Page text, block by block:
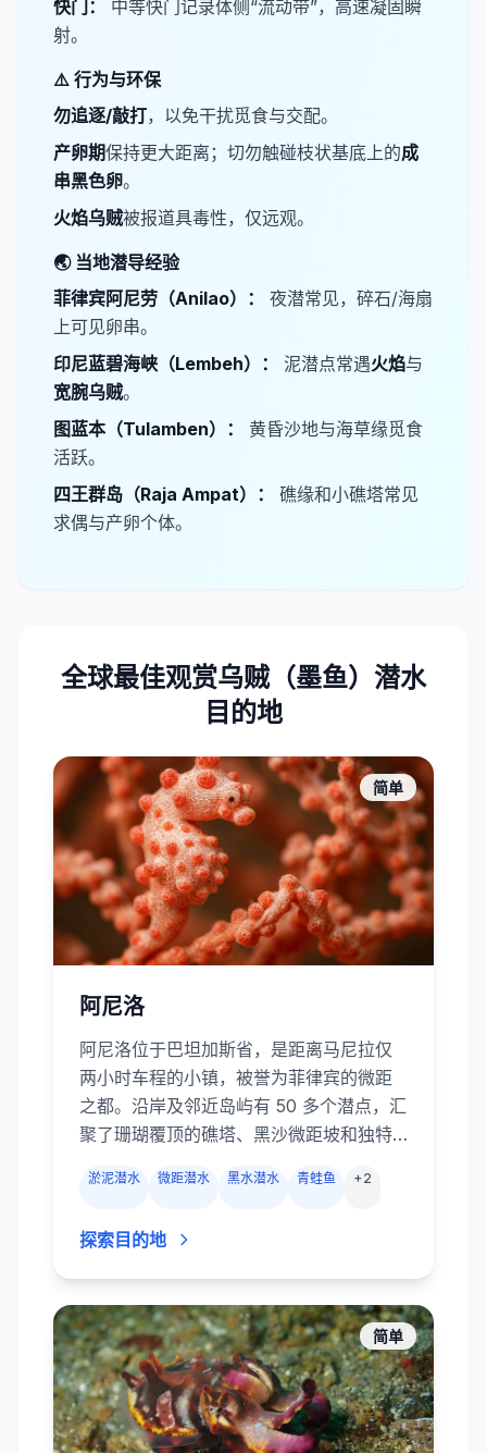
​快门：
中等快门记录体侧“流动带”，高速凝固瞬
射。
⚠️ 行为与环保
​勿追逐/敲打​，以免干扰觅食与交配。
​产卵期​保持更大距离；切勿触碰枝状基底上的​成
串黑色卵​。
​火焰乌贼​被报道具毒性，仅远观。
🌏 当地潜导经验
​菲律宾阿尼劳（Anilao）：
夜潜常见，碎石/海扇
上可见卵串。
​印尼蓝碧海峡（Lembeh）：
泥潜点常遇​​火焰与​
宽腕乌贼。
​图蓝本（Tulamben）：
黄昏沙地与海草缘觅食
活跃。
​四王群岛（Raja Ampat）：
礁缘和小礁塔常见
求偶与产卵个体。
全球最佳观赏乌贼（墨鱼）潜水
目的地
简单
阿尼洛
阿尼洛位于巴坦加斯省，是距离马尼拉仅
两小时车程的小镇，被誉为菲律宾的微距
之都。沿岸及邻近岛屿有 50 多个潜点，汇
聚了珊瑚覆顶的礁塔、黑沙微距坡和独特
在 Secret Bay 与阿尼洛码头的淤泥中寻找
海龙、蛙鱼及数十种海蛞蝓。浅礁如
Twin Rocks 和 Cathedral 被软珊瑚覆
盖，礁鱼成群；较深的 Ligpo Island 则有
长满海扇的峭壁和偶尔的漂流。阿尼洛靠
近马尼拉且全年开放，是菲律宾最方便的
“周末潜水圣地”。
淤泥潜水 微距潜水 黑水潜水 青蛙鱼 +2
探索目的地
简单